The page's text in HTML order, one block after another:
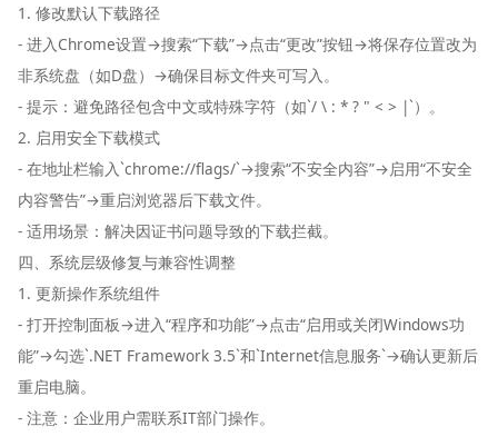
1. 修改默认下载路径
- 进入Chrome设置→搜索“下载”→点击“更改”按钮→将保存位置改为
非系统盘（如D盘）→确保目标文件夹可写入。
- 提示：避免路径包含中文或特殊字符（如`/ \ : * ? " < > |`）。
2. 启用安全下载模式
- 在地址栏输入`chrome://flags/`→搜索“不安全内容”→启用“不安全
内容警告”→重启浏览器后下载文件。
- 适用场景：解决因证书问题导致的下载拦截。
四、系统层级修复与兼容性调整
1. 更新操作系统组件
- 打开控制面板→进入“程序和功能”→点击“启用或关闭Windows功
能”→勾选`.NET Framework 3.5`和`Internet信息服务`→确认更新后
重启电脑。
- 注意：企业用户需联系IT部门操作。